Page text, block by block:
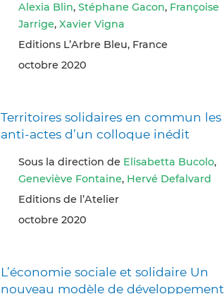
Alexia Blin, Stéphane Gacon, Françoise
Jarrige, Xavier Vigna
Editions L’Arbre Bleu, France
octobre 2020
Territoires solidaires en commun les
anti-actes d’un colloque inédit
Sous la direction de Elisabetta Bucolo,
Geneviève Fontaine, Hervé Defalvard
Editions de l’Atelier
octobre 2020
L’économie sociale et solidaire Un
nouveau modèle de développement